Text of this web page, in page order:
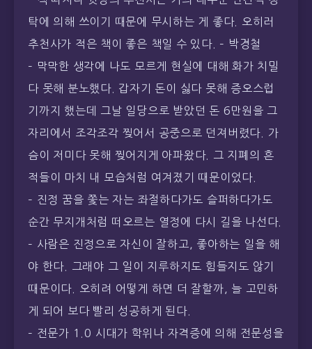
탁에 의해 쓰이기 때문에 무시하는 게 좋다. 오히러
추천사가 적은 책이 좋은 책일 수 있다. – 박경철
– 막막한 생각에 나도 모르게 현실에 대해 화가 치밀
다 못해 분노했다. 갑자기 돈이 싫다 못해 증오스럽
기까지 했는데 그날 일당으로 받았던 돈 6만원을 그
자리에서 조각조각 찢어서 공중으로 던져버렸다. 가
슴이 저미다 못해 찢어지게 아파왔다. 그 지폐의 흔
적들이 마치 내 모습처럼 여겨졌기 때문이었다.
– 진정 꿈을 쫓는 자는 좌절하다가도 슬퍼하다가도
순간 무지개처럼 떠오르는 열정에 다시 길을 나선다.
– 사람은 진정으로 자신이 잘하고, 좋아하는 일을 해
야 한다. 그래야 그 일이 지루하지도 힘들지도 않기
때문이다. 오히려 어떻게 하면 더 잘할까, 늘 고민하
게 되어 보다 빨리 성공하게 된다.
– 전문가 1.0 시대가 학위나 자격증에 의해 전문성을